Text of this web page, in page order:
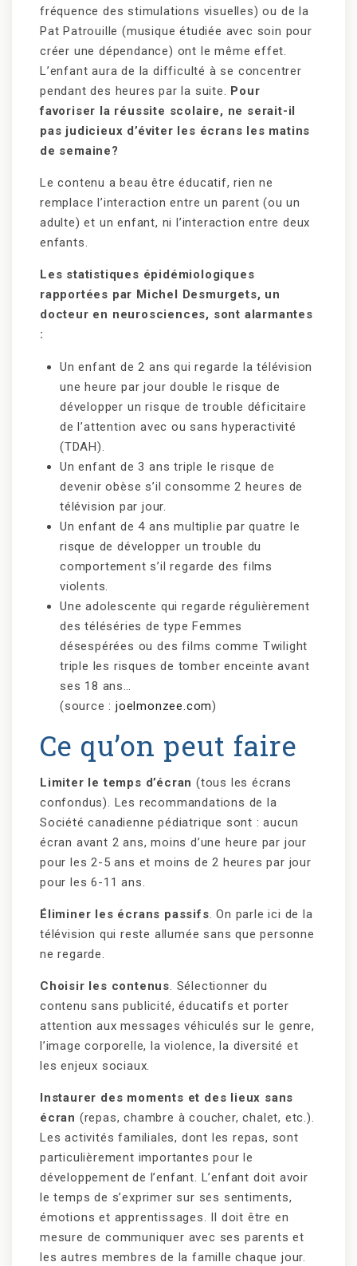
fréquence des stimulations visuelles) ou de la
Pat Patrouille (musique étudiée avec soin pour
créer une dépendance) ont le même effet.
L’enfant aura de la difficulté à se concentrer
pendant des heures par la suite. Pour
favoriser la réussite scolaire, ne serait-il
pas judicieux d’éviter les écrans les matins
de semaine?
Le contenu a beau être éducatif, rien ne
remplace l’interaction entre un parent (ou un
adulte) et un enfant, ni l’interaction entre deux
enfants.
Les statistiques épidémiologiques
rapportées par Michel Desmurgets, un
docteur en neurosciences, sont alarmantes
:
Un enfant de 2 ans qui regarde la télévision
une heure par jour double le risque de
développer un risque de trouble déficitaire
de l’attention avec ou sans hyperactivité
(TDAH).
Un enfant de 3 ans triple le risque de
devenir obèse s’il consomme 2 heures de
télévision par jour.
Un enfant de 4 ans multiplie par quatre le
risque de développer un trouble du
comportement s’il regarde des films
violents.
Une adolescente qui regarde régulièrement
des téléséries de type Femmes
désespérées ou des films comme Twilight
triple les risques de tomber enceinte avant
ses 18 ans…
(source : joelmonzee.com)
Ce qu’on peut faire
Limiter le temps d’écran (tous les écrans
confondus). Les recommandations de la
Société canadienne pédiatrique sont : aucun
écran avant 2 ans, moins d’une heure par jour
pour les 2-5 ans et moins de 2 heures par jour
pour les 6-11 ans.
Éliminer les écrans passifs. On parle ici de la
télévision qui reste allumée sans que personne
ne regarde.
Choisir les contenus. Sélectionner du
contenu sans publicité, éducatifs et porter
attention aux messages véhiculés sur le genre,
l’image corporelle, la violence, la diversité et
les enjeux sociaux.
Instaurer des moments et des lieux sans
écran (repas, chambre à coucher, chalet, etc.).
Les activités familiales, dont les repas, sont
particulièrement importantes pour le
développement de l’enfant. L’enfant doit avoir
le temps de s’exprimer sur ses sentiments,
émotions et apprentissages. Il doit être en
mesure de communiquer avec ses parents et
les autres membres de la famille chaque jour.